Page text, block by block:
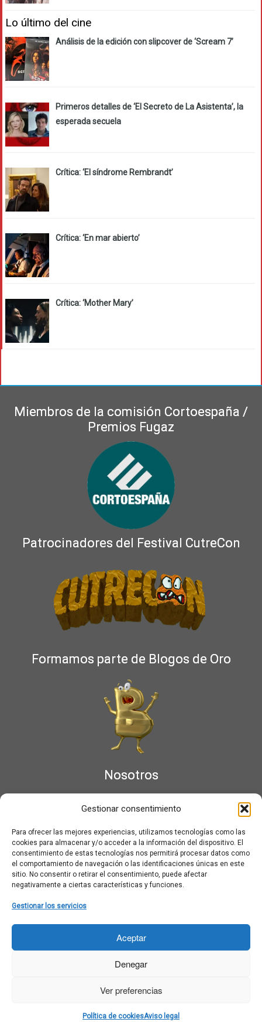
Gestionar consentimiento
Para ofrecer las mejores experiencias, utilizamos tecnologías como las
cookies para almacenar y/o acceder a la información del dispositivo. El
consentimiento de estas tecnologías nos permitirá procesar datos como
el comportamiento de navegación o las identificaciones únicas en este
sitio. No consentir o retirar el consentimiento, puede afectar
negativamente a ciertas características y funciones.
Gestionar los servicios
Aceptar
Denegar
Ver preferencias
Política de cookiesAviso legal
Lo último del cine
Análisis de la edición con slipcover de ‘Scream 7’
Primeros detalles de ‘El Secreto de La Asistenta’, la
esperada secuela
Crítica: ‘El síndrome Rembrandt’
Crítica: ‘En mar abierto’
Crítica: ‘Mother Mary’
Miembros de la comisión Cortoespaña /
Premios Fugaz
Patrocinadores del Festival CutreCon
Formamos parte de Blogos de Oro
Nosotros
Aviso legal
Más información sobre las cookies
Noticias al correo
Política de cookies
Política de cookies (UE)
Política de privacidad
Ponte en contacto con nosotros
Buscar:
Diseñado con elTema Customizr